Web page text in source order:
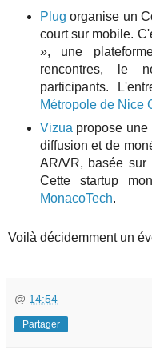
Plug organise un
court sur mobile.
», une
rencontres, le
participants.
Métropole de Nice
Vizuapropose une
diffusion et de
AR/VR, basée
Cette startup
MonacoTech.
Voilà décidemment un
@ 14:54
Partager